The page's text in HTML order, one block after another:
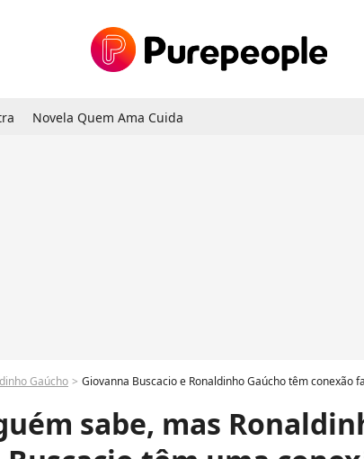
Novela Quem Ama Cuida
Gaúcho Giovanna Buscacio e Ronaldinho Gaúcho têm conexão
sabe, mas